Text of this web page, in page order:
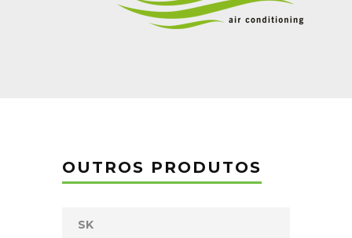
OUTROS PRODUTOS
SK